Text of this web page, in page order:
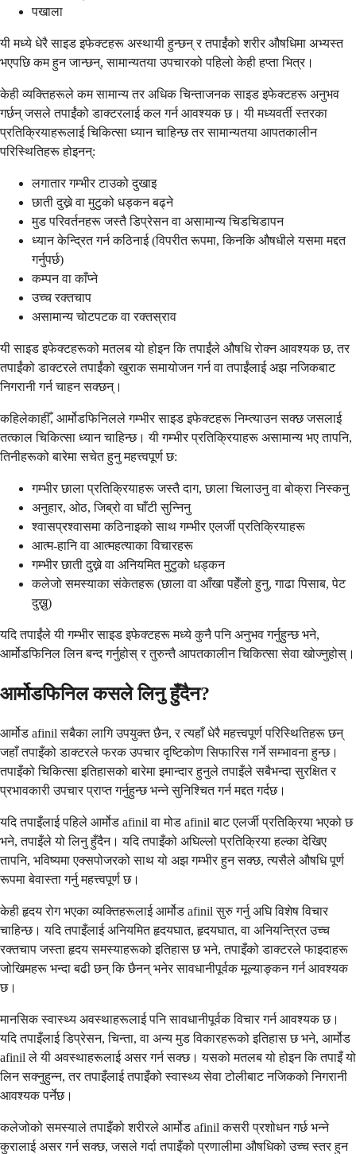
पखाला
यी मध्ये धेरै साइड इफेक्टहरू अस्थायी हुन्छन् र तपाईंको शरीर औषधिमा अभ्यस्त
भएपछि कम हुन जान्छन्, सामान्यतया उपचारको पहिलो केही हप्ता भित्र।
केही व्यक्तिहरूले कम सामान्य तर अधिक चिन्ताजनक साइड इफेक्टहरू अनुभव
गर्छन् जसले तपाईंको डाक्टरलाई कल गर्न आवश्यक छ। यी मध्यवर्ती स्तरका
प्रतिक्रियाहरूलाई चिकित्सा ध्यान चाहिन्छ तर सामान्यतया आपतकालीन
परिस्थितिहरू होइनन्:
लगातार गम्भीर टाउको दुखाइ
छाती दुख्ने वा मुटुको धड्कन बढ्ने
मुड परिवर्तनहरू जस्तै डिप्रेसन वा असामान्य चिडचिडापन
ध्यान केन्द्रित गर्न कठिनाई (विपरीत रूपमा, किनकि औषधीले यसमा मद्दत
गर्नुपर्छ)
कम्पन वा काँप्ने
उच्च रक्तचाप
असामान्य चोटपटक वा रक्तस्राव
यी साइड इफेक्टहरूको मतलब यो होइन कि तपाईंले औषधि रोक्न आवश्यक छ, तर
तपाईंको डाक्टरले तपाईंको खुराक समायोजन गर्न वा तपाईंलाई अझ नजिकबाट
निगरानी गर्न चाहन सक्छन्।
कहिलेकाहीँ, आर्मोडफिनिलले गम्भीर साइड इफेक्टहरू निम्त्याउन सक्छ जसलाई
तत्काल चिकित्सा ध्यान चाहिन्छ। यी गम्भीर प्रतिक्रियाहरू असामान्य भए तापनि,
तिनीहरूको बारेमा सचेत हुनु महत्त्वपूर्ण छ:
गम्भीर छाला प्रतिक्रियाहरू जस्तै दाग, छाला चिलाउनु वा बोक्रा निस्कनु
अनुहार, ओठ, जिब्रो वा घाँटी सुन्निनु
श्वासप्रश्वासमा कठिनाइको साथ गम्भीर एलर्जी प्रतिक्रियाहरू
आत्म-हानि वा आत्महत्याका विचारहरू
गम्भीर छाती दुख्ने वा अनियमित मुटुको धड्कन
कलेजो समस्याका संकेतहरू (छाला वा आँखा पहेँलो हुनु, गाढा पिसाब, पेट
दुख्नु)
यदि तपाईंले यी गम्भीर साइड इफेक्टहरू मध्ये कुनै पनि अनुभव गर्नुहुन्छ भने,
आर्मोडफिनिल लिन बन्द गर्नुहोस् र तुरुन्तै आपतकालीन चिकित्सा सेवा खोज्नुहोस्।
आर्मोडफिनिल कसले लिनु हुँदैन?
आर्मोड afinil सबैका लागि उपयुक्त छैन, र त्यहाँ धेरै महत्त्वपूर्ण परिस्थितिहरू छन्
जहाँ तपाइँको डाक्टरले फरक उपचार दृष्टिकोण सिफारिस गर्ने सम्भावना हुन्छ।
तपाइँको चिकित्सा इतिहासको बारेमा इमान्दार हुनुले तपाइँले सबैभन्दा सुरक्षित र
प्रभावकारी उपचार प्राप्त गर्नुहुन्छ भन्ने सुनिश्चित गर्न मद्दत गर्दछ।
यदि तपाइँलाई पहिले आर्मोड afinil वा मोड afinil बाट एलर्जी प्रतिक्रिया भएको छ
भने, तपाइँले यो लिनु हुँदैन। यदि तपाइँको अघिल्लो प्रतिक्रिया हल्का देखिए
तापनि, भविष्यमा एक्सपोजरको साथ यो अझ गम्भीर हुन सक्छ, त्यसैले औषधि पूर्ण
रूपमा बेवास्ता गर्नु महत्त्वपूर्ण छ।
केही हृदय रोग भएका व्यक्तिहरूलाई आर्मोड afinil सुरु गर्नु अघि विशेष विचार
चाहिन्छ। यदि तपाइँलाई अनियमित हृदयघात, हृदयघात, वा अनियन्त्रित उच्च
रक्तचाप जस्ता हृदय समस्याहरूको इतिहास छ भने, तपाइँको डाक्टरले फाइदाहरू
जोखिमहरू भन्दा बढी छन् कि छैनन् भनेर सावधानीपूर्वक मूल्याङ्कन गर्न आवश्यक
छ।
मानसिक स्वास्थ्य अवस्थाहरूलाई पनि सावधानीपूर्वक विचार गर्न आवश्यक छ।
यदि तपाइँलाई डिप्रेसन, चिन्ता, वा अन्य मुड विकारहरूको इतिहास छ भने, आर्मोड
afinil ले यी अवस्थाहरूलाई असर गर्न सक्छ। यसको मतलब यो होइन कि तपाइँ यो
लिन सक्नुहुन्न, तर तपाइँलाई तपाइँको स्वास्थ्य सेवा टोलीबाट नजिकको निगरानी
आवश्यक पर्नेछ।
कलेजोको समस्याले तपाइँको शरीरले आर्मोड afinil कसरी प्रशोधन गर्छ भन्ने
कुरालाई असर गर्न सक्छ, जसले गर्दा तपाइँको प्रणालीमा औषधिको उच्च स्तर हुन